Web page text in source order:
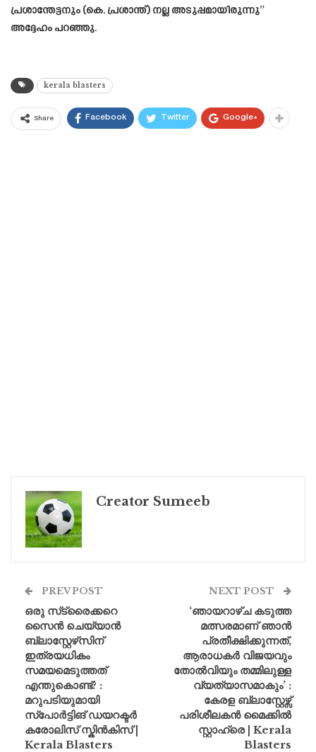
പ്രശാന്തേട്ടനും (കെ. പ്രശാന്ത്) നല്ല അടുപ്പമായിരുന്നു”
അദ്ദേഹം പറഞ്ഞു.
kerala blasters
Share Facebook Twitter Google+
Creator Sumeeb
PREV POST
ഒരു സ്‌ട്രൈക്കറെ
സൈൻ ചെയ്യാൻ
ബ്ലാസ്റ്റേഴ്‌സിന്
ഇത്രയധികം
സമയമെടുത്തത്
എന്തുകൊണ്ട്? :
മറുപടിയുമായി
സ്പോർട്ടിങ് ഡയറക്ടർ
കരോലിസ് സ്കിൻകിസ് |
Kerala Blasters
NEXT POST
‘ഞായറാഴ്‌ച കടുത്ത
മത്സരമാണ് ഞാൻ
പ്രതീക്ഷിക്കുന്നത്,
ആരാധകർ വിജയവും
തോൽവിയും തമ്മിലുള്ള
വ്യത്യാസമാകും’ :
കേരള ബ്ലാസ്റ്റേഴ്സ്
പരിശീലകൻ മൈക്കിൽ
സ്റ്റാഹ്രെ | Kerala
Blasters